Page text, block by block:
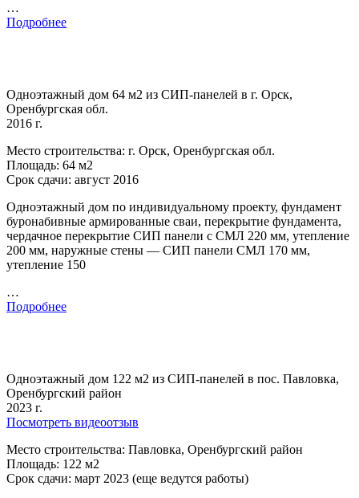
…
Подробнее
Одноэтажный дом 64 м2 из СИП-панелей в г. Орск,
Оренбургская обл.
2016 г.
Место строительства: г. Орск, Оренбургская обл.
Площадь: 64 м2
Срок сдачи: август 2016
Одноэтажный дом по индивидуальному проекту, фундамент
буронабивные армированные сваи, перекрытие фундамента,
чердачное перекрытие СИП панели с СМЛ 220 мм, утепление
200 мм, наружные стены — СИП панели СМЛ 170 мм,
утепление 150
…
Подробнее
Одноэтажный дом 122 м2 из СИП-панелей в пос. Павловка,
Оренбургский район
2023 г.
Посмотреть видеоотзыв
Место строительства: Павловка, Оренбургский район
Площадь: 122 м2
Срок сдачи: март 2023 (еще ведутся работы)